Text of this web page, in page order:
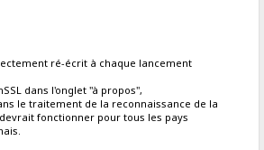
ré-écrit à chaque lancement
dans l'onglet "à propos",
le traitement de la reconnaissance de la
fonctionner pour tous les pays